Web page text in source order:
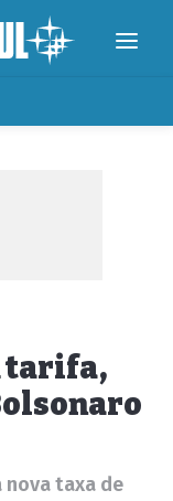
tarifa,
taxa de